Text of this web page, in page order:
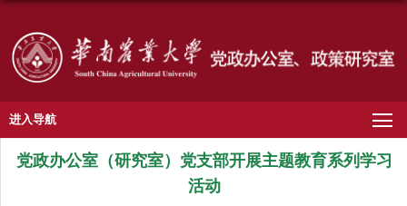
进入导航
党政办公室（研究室）党支部开展主题教育系列学习
活动